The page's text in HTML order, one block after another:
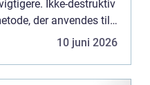
Ikke-destruktiv
der anvendes til
et materiale, ...
10 juni 2026